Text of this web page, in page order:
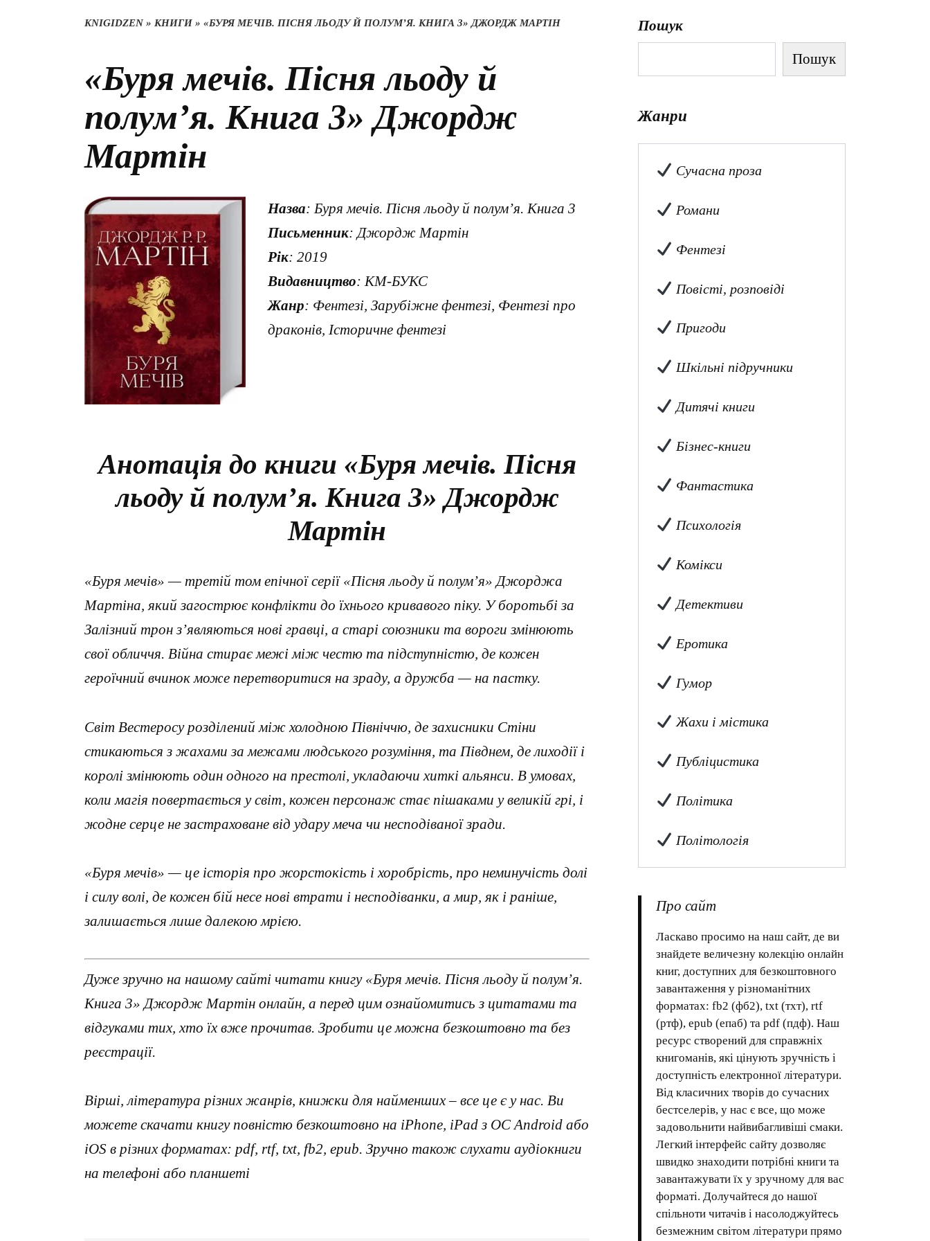
KNIGIDZEN» КНИГИ » «БУРЯ МЕЧІВ. ПІСНЯ ЛЬОДУ Й ПОЛУМ’Я. КНИГА 3» ДЖОРДЖ МАРТІН
«Буря мечів. Пісня льоду й
полум’я. Книга 3» Джордж
Мартін
Назва: Буря мечів. Пісня льоду й полум’я. Книга 3
Письменник: Джордж Мартін
Рік: 2019
Видавництво: КМ-БУКС
Жанр: Фентезі, Зарубіжне фентезі, Фентезі про
драконів, Історичне фентезі
Анотація до книги «Буря мечів. Пісня
льоду й полум’я. Книга 3» Джордж
Мартін
«Буря мечів» — третій том епічної серії «Пісня льоду й полум’я» Джорджа
Мартіна, який загострює конфлікти до їхнього кривавого піку. У боротьбі за
Залізний трон з’являються нові гравці, а старі союзники та вороги змінюють
свої обличчя. Війна стирає межі між честю та підступністю, де кожен
героїчний вчинок може перетворитися на зраду, а дружба — на пастку.
Світ Вестеросу розділений між холодною Північчю, де захисники Стіни
стикаються з жахами за межами людського розуміння, та Півднем, де лиходії і
королі змінюють один одного на престолі, укладаючи хиткі альянси. В умовах,
коли магія повертається у світ, кожен персонаж стає пішаками у великій грі, і
жодне серце не застраховане від удару меча чи несподіваної зради.
«Буря мечів» — це історія про жорстокість і хоробрість, про неминучість долі
і силу волі, де кожен бій несе нові втрати і несподіванки, а мир, як і раніше,
залишається лише далекою мрією.
Дуже зручно на нашому сайті читати книгу «Буря мечів. Пісня льоду й полум’я.
Книга 3» Джордж Мартін онлайн, а перед цим ознайомитись з цитатами та
відгуками тих, хто їх вже прочитав. Зробити це можна безкоштовно та без
реєстрації.
Вірші, література різних жанрів, книжки для найменших – все це є у нас. Ви
можете скачати книгу повністю безкоштовно на iPhone, iPad з ОС Android або
iOS в різних форматах: pdf, rtf, txt, fb2, epub. Зручно також слухати аудіокниги
на телефоні або планшеті
Пошук
Пошук
Жанри
Сучасна проза
Романи
Фентезі
Повісті, розповіді
Пригоди
Шкільні підручники
Дитячі книги
Бізнес-книги
Фантастика
Психологія
Комікси
Детективи
Еротика
Гумор
Жахи і містика
Публіцистика
Політика
Політологія
Про сайт
Ласкаво просимо на наш сайт, де ви
знайдете величезну колекцію онлайн
книг, доступних для безкоштовного
завантаження у різноманітних
форматах: fb2 (фб2), txt (тхт), rtf
(ртф), epub (епаб) та pdf (пдф). Наш
ресурс створений для справжніх
книгоманів, які цінують зручність і
доступність електронної літератури.
Від класичних творів до сучасних
бестселерів, у нас є все, що може
задовольнити найвибагливіші смаки.
Легкий інтерфейс сайту дозволяє
швидко знаходити потрібні книги та
завантажувати їх у зручному для вас
форматі. Долучайтеся до нашої
спільноти читачів і насолоджуйтесь
безмежним світом літератури прямо